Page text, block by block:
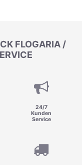
FLOGARIA /
24/7
Kunden
Service